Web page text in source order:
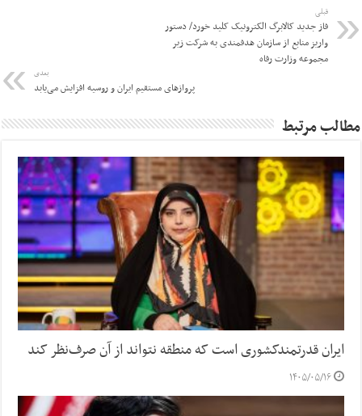
قبلی
فاز جدید کالابرگ الکترونیک کلید خورد/ دستور
واریز منابع از سازمان هدفمندی به شرکت زیر
مجموعه وزارت رفاه
بعدی
پروازهای مستقیم ایران و روسیه افزایش می‌یابد
مطالب مرتبط
ایران قدرتمندکشوری است که منطقه نتواند از آن صرف‌نظر کند
۱۴۰۵/۰۵/۱۶